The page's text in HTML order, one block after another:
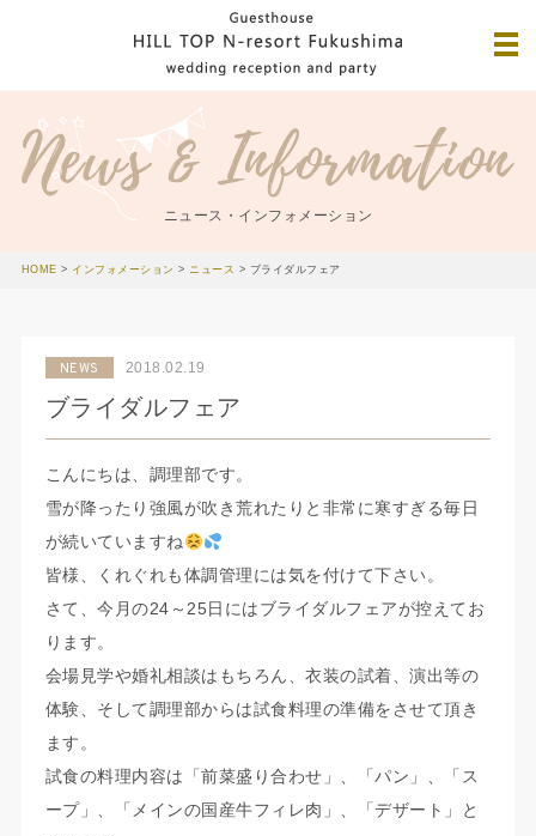
ニュース・インフォメーション
HOME > インフォメーション >ニュース > ブライダルフェア
NEWS 2018.02.19
ブライダルフェア
こんにちは、調理部です。
雪が降ったり強風が吹き荒れたりと非常に寒すぎる毎日
が続いていますね
皆様、くれぐれも体調管理には気を付けて下さい。
さて、今月の24～25日にはブライダルフェアが控えてお
ります。
会場見学や婚礼相談はもちろん、衣装の試着、演出等の
体験、そして調理部からは試食料理の準備をさせて頂き
ます。
試食の料理内容は「前菜盛り合わせ」、「パン」、「ス
ープ」、「メインの国産牛フィレ肉」、「デザート」と